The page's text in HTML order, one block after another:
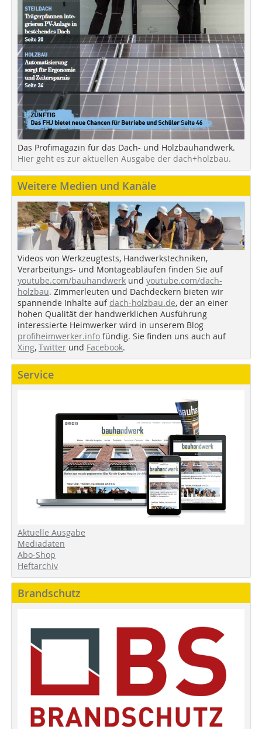
Das Profimagazin für das Dach- und Holzbauhandwerk.
Hier geht es zur aktuellen Ausgabe der dach+holzbau.
Weitere Medien und Kanäle
Videos von Werkzeugtests, Handwerkstechniken,
Verarbeitungs- und Montageabläufen finden Sie auf
youtube.com/bauhandwerk und youtube.com/dach-
holzbau. Zimmerleuten und Dachdeckern bieten wir
spannende Inhalte auf dach-holzbau.de, der an einer
hohen Qualität der handwerklichen Ausführung
interessierte Heimwerker wird in unserem Blog
profiheimwerker.info fündig. Sie finden uns auch auf
Xing, Twitter und Facebook.
Service
Aktuelle Ausgabe
Mediadaten
Abo-Shop
Heftarchiv
Brandschutz